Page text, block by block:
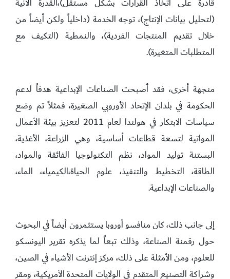
(لتحليل بيانات الإنتاج)، توجه الخدمة (داخلياً ولكن أيضاً من
خلال تقديم المنتجات الفردية)، والنمطية (التكيف مع
المتطلبات المتغيرة).
منجهة أخرى، فقد أصبحت الصناعات الإبداعية هدفاً لدعم
الحكومة في بلدان الإتحاد الأوروبي الصغيرة، فمثلاً تم وضع
سياسات الابتكار في هولندا لعام 2011 لتعزيز بيئة الأعمال
المواتية لتسعة قطاعات أساسية، وهي الزراعة، الأغذية،
البستنة توليد المواد، نظم التكنولوجيا الفائقة والمواد،
الطاقة، التخطيط والتنفيذ، علوم الحياة،الكيمياء، الماء،
والصناعات الإبداعية.
إلى جانب ذلك، كان منافسو أوروبا يستثمرون أيضاً في البحوث
حول رقمنة الصناعة، وذلك تبعاً لما يذكره تقرير اليونسكو
للعلوم، ومن الأمثلة على ذلك، مركز إنترنت الأشياء في الصين،
وشراكة التصنيع المتقدم في الولايات المتحدة الأمريكية، ومقر